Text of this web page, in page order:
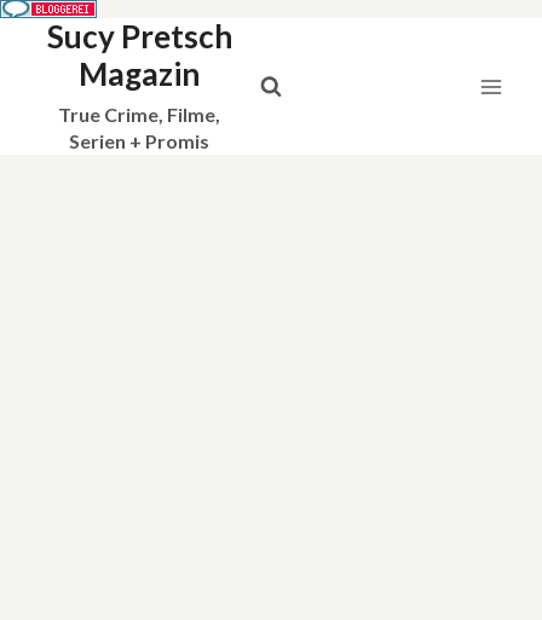
Sucy Pretsch
Magazin
True Crime, Filme,
Serien + Promis